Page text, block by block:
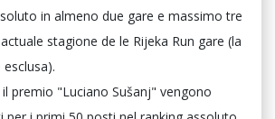
in almeno due gare e massimo tre
stagione de le Rijeka Run gare (la
premio "Luciano Sušanj" vengono